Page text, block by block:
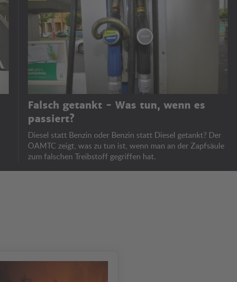
Falsch getankt - Was tun, wenn es
passiert?
Diesel statt Benzin oder Benzin statt Diesel getankt? Der
ÖAMTC zeigt, was zu tun ist, wenn man an der Zapfsäule
zum falschen Treibstoff gegriffen hat.